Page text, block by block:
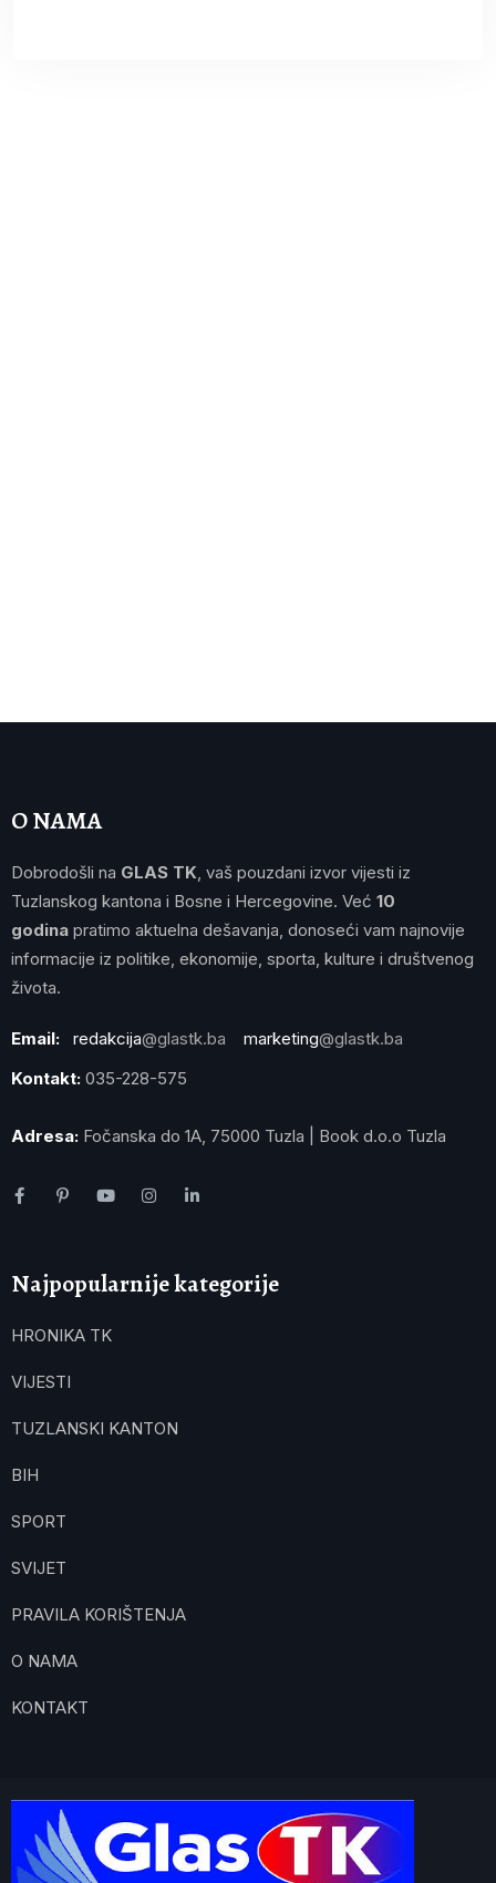
O NAMA
Dobrodošli na GLAS TK , vaš pouzdani izvor vijesti iz
Tuzlanskog kantona i Bosne i Hercegovine. Već 10
godina pratimo aktuelna dešavanja, donoseći vam najnovije
informacije iz politike, ekonomije, sporta, kulture i društvenog
života.
Email: redakcija@glastk.ba marketing@glastk.ba
Kontakt: 035-228-575
Adresa: Fočanska do 1A, 75000 Tuzla | Book d.o.o Tuzla
Najpopularnije kategorije
HRONIKA TK
VIJESTI
TUZLANSKI KANTON
BIH
SPORT
SVIJET
PRAVILA KORIŠTENJA
O NAMA
KONTAKT